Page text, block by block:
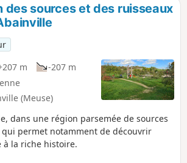
des sources et des ruisseaux
m
-207 m
(Meuse)
dans une région parsemée de sources
qui permet notamment de découvrir
à la riche histoire.